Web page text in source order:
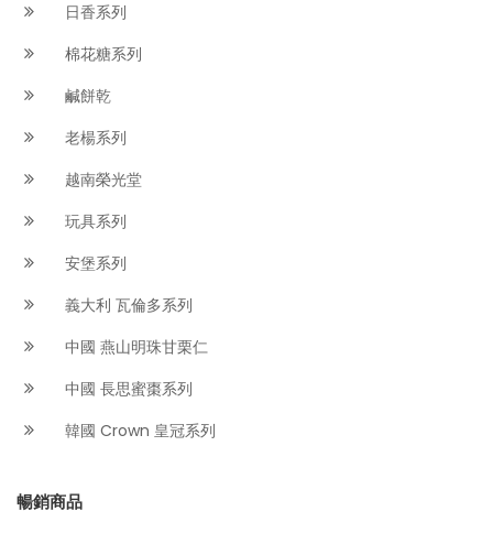
日香系列
棉花糖系列
鹹餅乾
老楊系列
越南榮光堂
玩具系列
安堡系列
義大利 瓦倫多系列
中國 燕山明珠甘栗仁
中國 長思蜜棗系列
韓國 Crown 皇冠系列
暢銷商品